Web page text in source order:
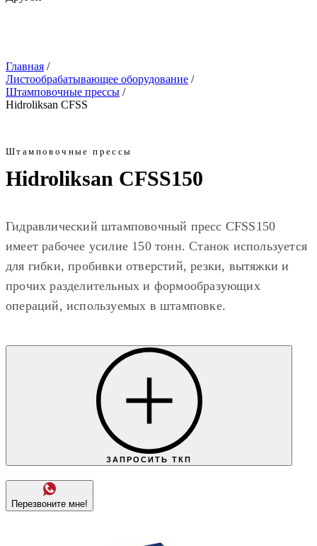
Главная /
Листообрабатывающее оборудование /
Штамповочные прессы /
Hidroliksan CFSS
Штамповочные прессы
Hidroliksan CFSS150
Гидравлический штамповочный пресс CFSS150
имеет рабочее усилие 150 тонн. Станок используется
для гибки, пробивки отверстий, резки, вытяжки и
прочих разделительных и формообразующих
операций, используемых в штамповке.
ЗАПРОСИТЬ ТКП
Перезвоните мне!